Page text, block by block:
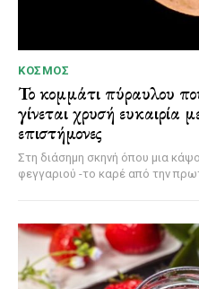
ΚΌΣΜΟΣ
Το κομμάτι πύραυλου
γίνεται χρυσή ευκαιρία
επιστήμονες
Στη διάσημη σκηνή όπου μια
φεγγαριού -το καρέ από την